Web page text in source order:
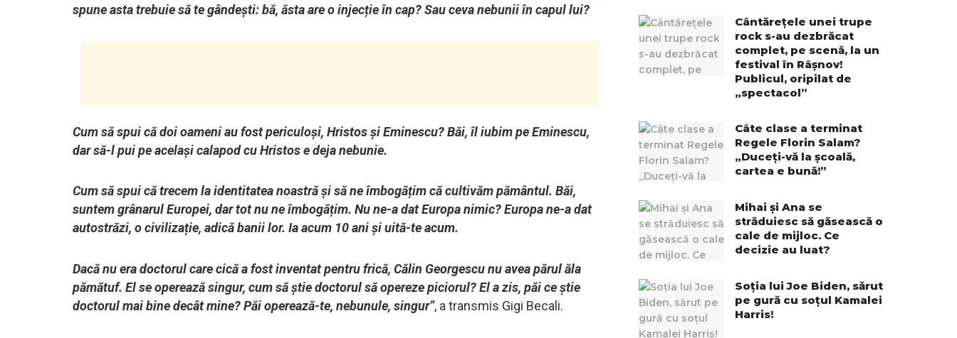
spune asta trebuie să te gândești: bă, ăsta are o injecție în cap? Sau ceva nebunii în capul lui?
Cum să spui că doi oameni au fost periculoși, Hristos și Eminescu? Băi, îl iubim pe Eminescu,
dar să-l pui pe același calapod cu Hristos e deja nebunie.
Cum să spui că trecem la identitatea noastră și să ne îmbogățim că cultivăm pământul. Băi,
suntem grânarul Europei, dar tot nu ne îmbogățim. Nu ne-a dat Europa nimic? Europa ne-a dat
autostrăzi, o civilizație, adică banii lor. Ia acum 10 ani și uită-te acum.
Dacă nu era doctorul care cică a fost inventat pentru frică, Călin Georgescu nu avea părul ăla
pămătuf. El se operează singur, cum să știe doctorul să opereze piciorul? El a zis, păi ce știe
doctorul mai bine decât mine? Păi operează-te, nebunule, singur”, a transmis Gigi Becali.
Cântărețele unei trupe
rock s-au dezbrăcat
complet, pe scenă, la un
festival în Râșnov!
Publicul, oripilat de
„spectacol”
Câte clase a terminat
Regele Florin Salam?
„Duceți-vă la școală,
cartea e bună!”
Mihai și Ana se
străduiesc să găsească o
cale de mijloc. Ce
decizie au luat?
Soția lui Joe Biden, sărut
pe gură cu soțul Kamalei
Harris!